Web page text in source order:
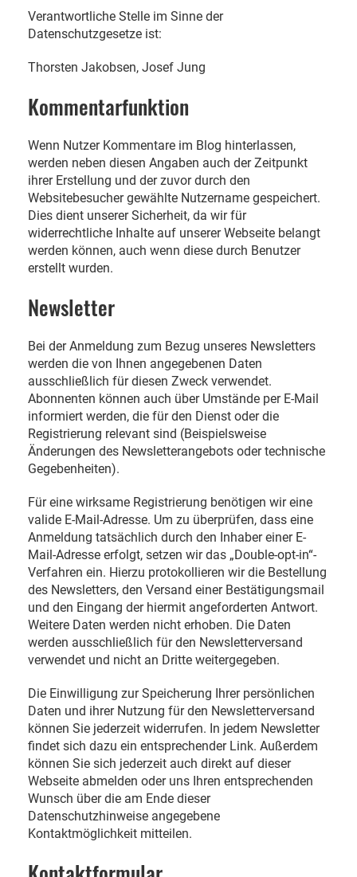
Verantwortliche Stelle im Sinne der
Datenschutzgesetze ist:
Thorsten Jakobsen, Josef Jung
Kommentarfunktion
Wenn Nutzer Kommentare im Blog hinterlassen,
werden neben diesen Angaben auch der Zeitpunkt
ihrer Erstellung und der zuvor durch den
Websitebesucher gewählte Nutzername gespeichert.
Dies dient unserer Sicherheit, da wir für
widerrechtliche Inhalte auf unserer Webseite belangt
werden können, auch wenn diese durch Benutzer
erstellt wurden.
Newsletter
Bei der Anmeldung zum Bezug unseres Newsletters
werden die von Ihnen angegebenen Daten
ausschließlich für diesen Zweck verwendet.
Abonnenten können auch über Umstände per E-Mail
informiert werden, die für den Dienst oder die
Registrierung relevant sind (Beispielsweise
Änderungen des Newsletterangebots oder technische
Gegebenheiten).
Für eine wirksame Registrierung benötigen wir eine
valide E-Mail-Adresse. Um zu überprüfen, dass eine
Anmeldung tatsächlich durch den Inhaber einer E-
Mail-Adresse erfolgt, setzen wir das „Double-opt-in“-
Verfahren ein. Hierzu protokollieren wir die Bestellung
des Newsletters, den Versand einer Bestätigungsmail
und den Eingang der hiermit angeforderten Antwort.
Weitere Daten werden nicht erhoben. Die Daten
werden ausschließlich für den Newsletterversand
verwendet und nicht an Dritte weitergegeben.
Die Einwilligung zur Speicherung Ihrer persönlichen
Daten und ihrer Nutzung für den Newsletterversand
können Sie jederzeit widerrufen. In jedem Newsletter
findet sich dazu ein entsprechender Link. Außerdem
können Sie sich jederzeit auch direkt auf dieser
Webseite abmelden oder uns Ihren entsprechenden
Wunsch über die am Ende dieser
Datenschutzhinweise angegebene
Kontaktmöglichkeit mitteilen.